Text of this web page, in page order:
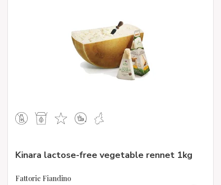
Kinara lactose-free vegetable rennet 1kg
Fattorie Fiandino